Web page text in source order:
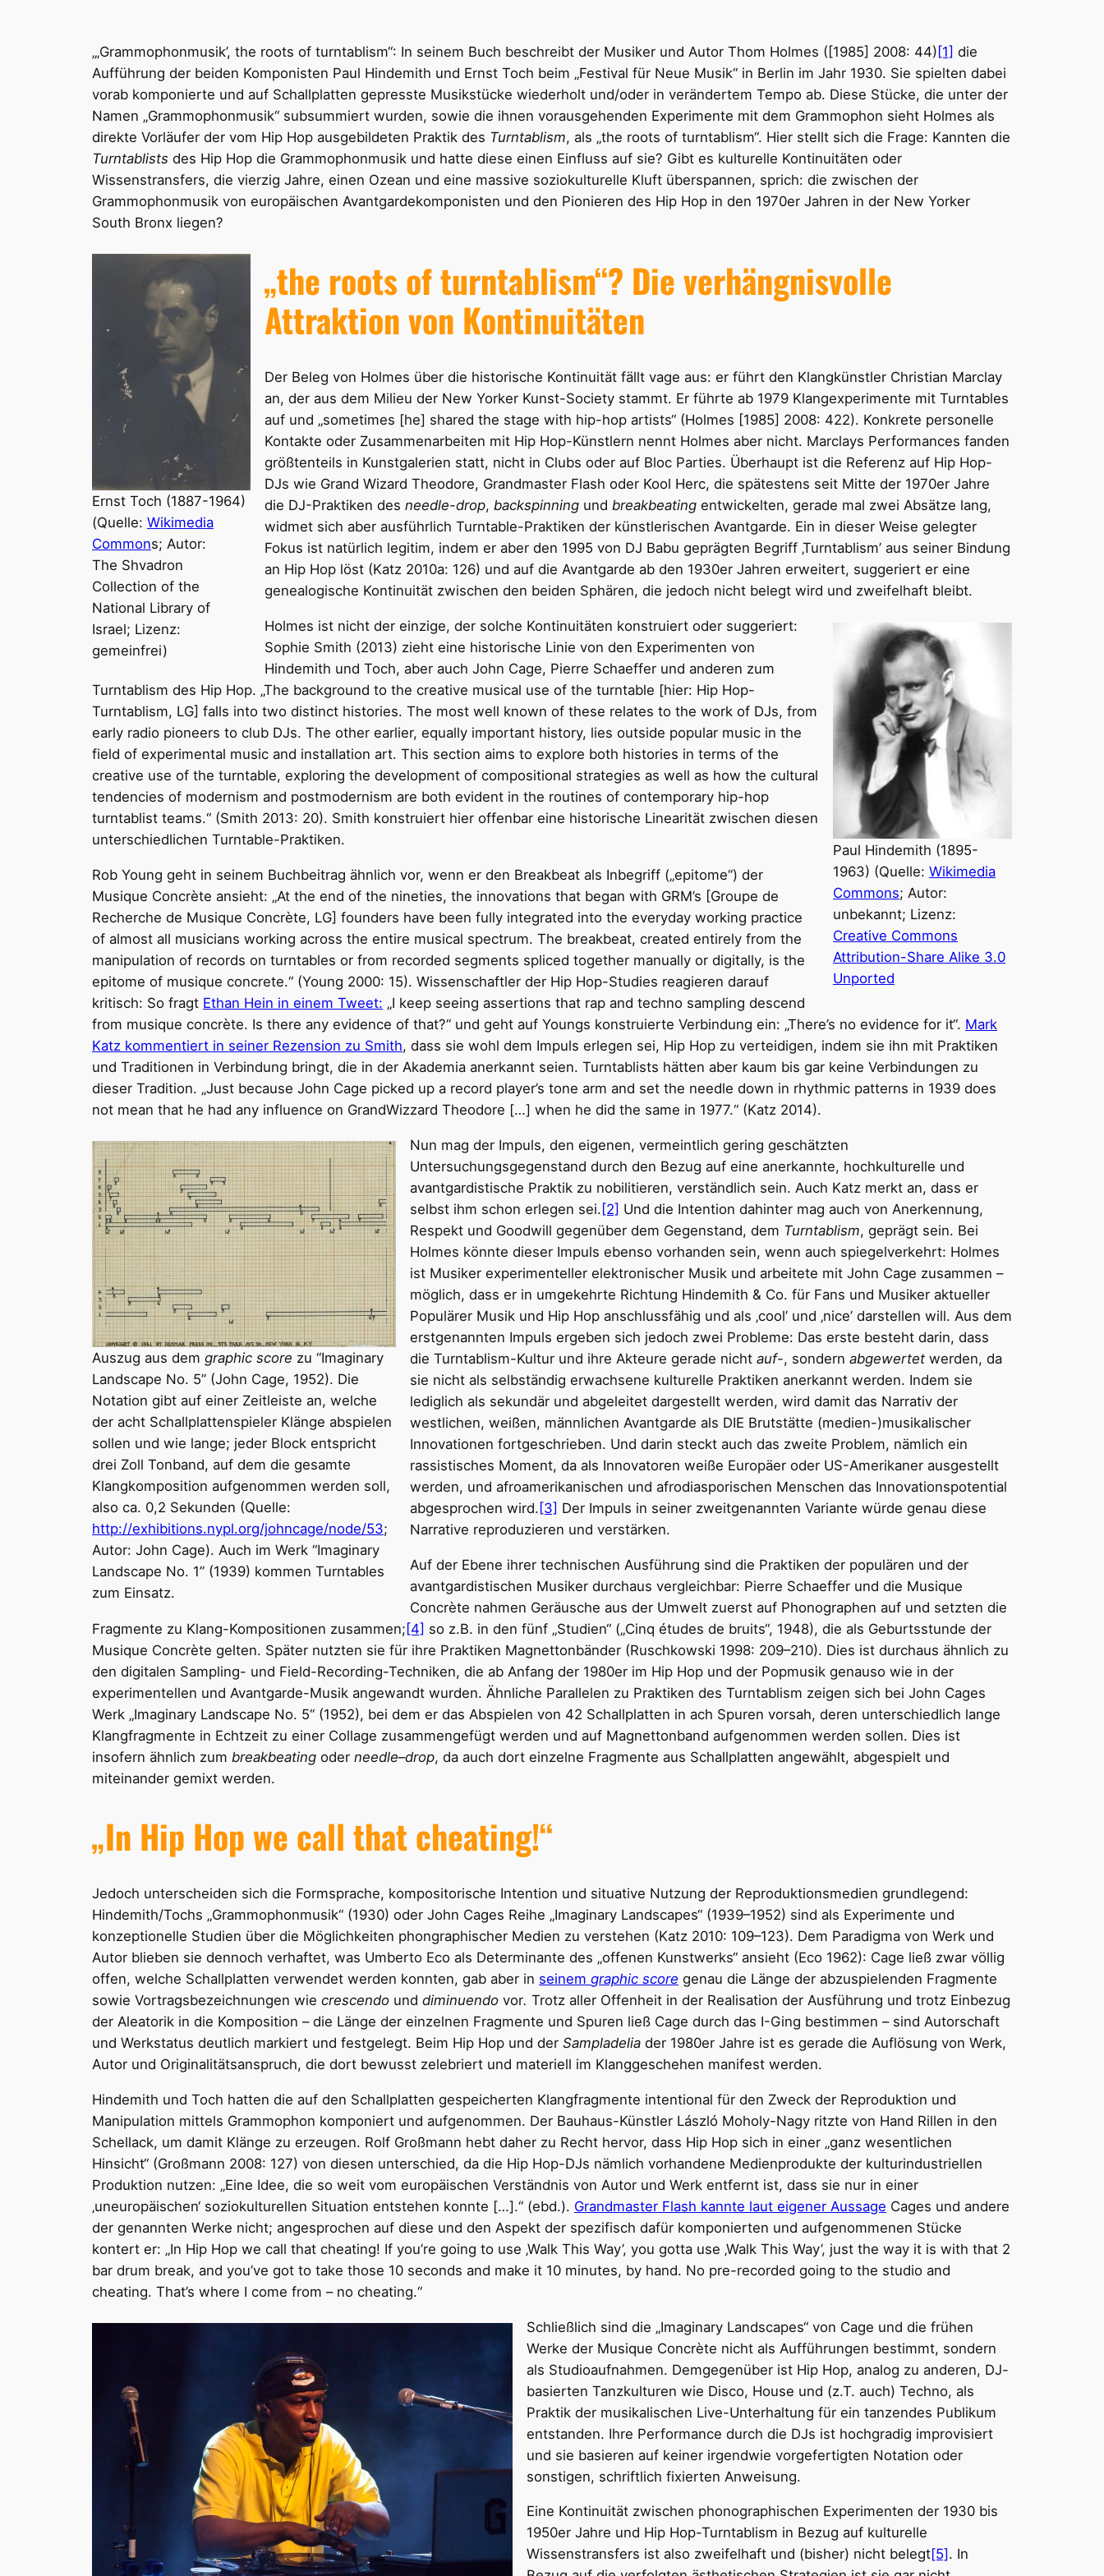
„‚Grammophonmusik’, the roots of turntablism“: In seinem Buch beschreibt der Musiker und Autor Thom Holmes ([1985] 2008: 44)[1] die
Aufführung der beiden Komponisten Paul Hindemith und Ernst Toch beim „Festival für Neue Musik“ in Berlin im Jahr 1930. Sie spielten dabei
vorab komponierte und auf Schallplatten gepresste Musikstücke wiederholt und/oder in verändertem Tempo ab. Diese Stücke, die unter der
Namen „Grammophonmusik“ subsummiert wurden, sowie die ihnen vorausgehenden Experimente mit dem Grammophon sieht Holmes als
direkte Vorläufer der vom Hip Hop ausgebildeten Praktik des Turntablism, als „the roots of turntablism“. Hier stellt sich die Frage: Kannten die
Turntablists des Hip Hop die Grammophonmusik und hatte diese einen Einfluss auf sie? Gibt es kulturelle Kontinuitäten oder
Wissenstransfers, die vierzig Jahre, einen Ozean und eine massive soziokulturelle Kluft überspannen, sprich: die zwischen der
Grammophonmusik von europäischen Avantgardekomponisten und den Pionieren des Hip Hop in den 1970er Jahren in der New Yorker
South Bronx liegen?
Ernst Toch (1887-1964)
(Quelle: Wikimedia
Commons; Autor:
The Shvadron
Collection of the
National Library of
Israel; Lizenz:
gemeinfrei)
„the roots of turntablism“? Die verhängnisvolle
Attraktion von Kontinuitäten
Der Beleg von Holmes über die historische Kontinuität fällt vage aus: er führt den Klangkünstler Christian Marclay
an, der aus dem Milieu der New Yorker Kunst-Society stammt. Er führte ab 1979 Klangexperimente mit Turntables
auf und „sometimes [he] shared the stage with hip-hop artists“ (Holmes [1985] 2008: 422). Konkrete personelle
Kontakte oder Zusammenarbeiten mit Hip Hop-Künstlern nennt Holmes aber nicht. Marclays Performances fanden
größtenteils in Kunstgalerien statt, nicht in Clubs oder auf Bloc Parties. Überhaupt ist die Referenz auf Hip Hop-
DJs wie Grand Wizard Theodore, Grandmaster Flash oder Kool Herc, die spätestens seit Mitte der 1970er Jahre
die DJ-Praktiken des needle-drop, backspinningund breakbeatingentwickelten, gerade mal zwei Absätze lang,
widmet sich aber ausführlich Turntable-Praktiken der künstlerischen Avantgarde. Ein in dieser Weise gelegter
Fokus ist natürlich legitim, indem er aber den 1995 von DJ Babu geprägten Begriff ‚Turntablism’ aus seiner Bindung
an Hip Hop löst (Katz 2010a: 126) und auf die Avantgarde ab den 1930er Jahren erweitert, suggeriert er eine
genealogische Kontinuität zwischen den beiden Sphären, die jedoch nicht belegt wird und zweifelhaft bleibt.
Paul Hindemith (1895-
1963) (Quelle: Wikimedia
Commons; Autor:
unbekannt; Lizenz:
Creative Commons
Attribution-Share Alike 3.0
Unported
Holmes ist nicht der einzige, der solche Kontinuitäten konstruiert oder suggeriert:
Sophie Smith (2013) zieht eine historische Linie von den Experimenten von
Hindemith und Toch, aber auch John Cage, Pierre Schaeffer und anderen zum
Turntablism des Hip Hop. „The background to the creative musical use of the turntable [hier: Hip Hop-
Turntablism, LG] falls into two distinct histories. The most well known of these relates to the work of DJs, from
early radio pioneers to club DJs. The other earlier, equally important history, lies outside popular music in the
field of experimental music and installation art. This section aims to explore both histories in terms of the
creative use of the turntable, exploring the development of compositional strategies as well as how the cultural
tendencies of modernism and postmodernism are both evident in the routines of contemporary hip-hop
turntablist teams.“ (Smith 2013: 20). Smith konstruiert hier offenbar eine historische Linearität zwischen diesen
unterschiedlichen Turntable-Praktiken.
Rob Young geht in seinem Buchbeitrag ähnlich vor, wenn er den Breakbeat als Inbegriff („epitome“) der
Musique Concrète ansieht: „At the end of the nineties, the innovations that began with GRM’s [Groupe de
Recherche de Musique Concrète, LG] founders have been fully integrated into the everyday working practice
of almost all musicians working across the entire musical spectrum. The breakbeat, created entirely from the
manipulation of records on turntables or from recorded segments spliced together manually or digitally, is the
epitome of musique concrete.“ (Young 2000: 15). Wissenschaftler der Hip Hop-Studies reagieren darauf
kritisch: So fragt Ethan Hein in einem Tweet: „I keep seeing assertions that rap and techno sampling descend
from musique concrète. Is there any evidence of that?“ und geht auf Youngs konstruierte Verbindung ein: „There’s no evidence for it“. Mark
Katz kommentiert in seiner Rezension zu Smith, dass sie wohl dem Impuls erlegen sei, Hip Hop zu verteidigen, indem sie ihn mit Praktiken
und Traditionen in Verbindung bringt, die in der Akademia anerkannt seien. Turntablists hätten aber kaum bis gar keine Verbindungen zu
dieser Tradition. „Just because John Cage picked up a record player’s tone arm and set the needle down in rhythmic patterns in 1939 does
not mean that he had any influence on GrandWizzard Theodore […] when he did the same in 1977.“ (Katz 2014).
Auszug aus dem graphic score zu “Imaginary
Landscape No. 5” (John Cage, 1952). Die
Notation gibt auf einer Zeitleiste an, welche
der acht Schallplattenspieler Klänge abspielen
sollen und wie lange; jeder Block entspricht
drei Zoll Tonband, auf dem die gesamte
Klangkomposition aufgenommen werden soll,
also ca. 0,2 Sekunden (Quelle:
http://exhibitions.nypl.org/johncage/node/53;
Autor: John Cage). Auch im Werk “Imaginary
Landscape No. 1” (1939) kommen Turntables
zum Einsatz.
Nun mag der Impuls, den eigenen, vermeintlich gering geschätzten
Untersuchungsgegenstand durch den Bezug auf eine anerkannte, hochkulturelle und
avantgardistische Praktik zu nobilitieren, verständlich sein. Auch Katz merkt an, dass er
selbst ihm schon erlegen sei.[2] Und die Intention dahinter mag auch von Anerkennung,
Respekt und Goodwill gegenüber dem Gegenstand, dem Turntablism, geprägt sein. Bei
Holmes könnte dieser Impuls ebenso vorhanden sein, wenn auch spiegelverkehrt: Holmes
ist Musiker experimenteller elektronischer Musik und arbeitete mit John Cage zusammen –
möglich, dass er in umgekehrte Richtung Hindemith & Co. für Fans und Musiker aktueller
Populärer Musik und Hip Hop anschlussfähig und als ‚cool’ und ‚nice’ darstellen will. Aus dem
erstgenannten Impuls ergeben sich jedoch zwei Probleme: Das erste besteht darin, dass
die Turntablism-Kultur und ihre Akteure gerade nicht auf-, sondern abgewertet werden, da
sie nicht als selbständig erwachsene kulturelle Praktiken anerkannt werden. Indem sie
lediglich als sekundär und abgeleitet dargestellt werden, wird damit das Narrativ der
westlichen, weißen, männlichen Avantgarde als DIE Brutstätte (medien-)musikalischer
Innovationen fortgeschrieben. Und darin steckt auch das zweite Problem, nämlich ein
rassistisches Moment, da als Innovatoren weiße Europäer oder US-Amerikaner ausgestellt
werden, und afroamerikanischen und afrodiasporischen Menschen das Innovationspotential
abgesprochen wird.[3] Der Impuls in seiner zweitgenannten Variante würde genau diese
Narrative reproduzieren und verstärken.
Auf der Ebene ihrer technischen Ausführung sind die Praktiken der populären und der
avantgardistischen Musiker durchaus vergleichbar: Pierre Schaeffer und die Musique
Concrète nahmen Geräusche aus der Umwelt zuerst auf Phonographen auf und setzten die
Fragmente zu Klang-Kompositionen zusammen;[4] so z.B. in den fünf „Studien“ („Cinq études de bruits“, 1948), die als Geburtsstunde der
Musique Concrète gelten. Später nutzten sie für ihre Praktiken Magnettonbänder (Ruschkowski 1998: 209–210). Dies ist durchaus ähnlich zu
den digitalen Sampling- und Field-Recording-Techniken, die ab Anfang der 1980er im Hip Hop und der Popmusik genauso wie in der
experimentellen und Avantgarde-Musik angewandt wurden. Ähnliche Parallelen zu Praktiken des Turntablism zeigen sich bei John Cages
Werk „Imaginary Landscape No. 5“ (1952), bei dem er das Abspielen von 42 Schallplatten in ach Spuren vorsah, deren unterschiedlich lange
Klangfragmente in Echtzeit zu einer Collage zusammengefügt werden und auf Magnettonband aufgenommen werden sollen. Dies ist
insofern ähnlich zum breakbeating oder needle–drop, da auch dort einzelne Fragmente aus Schallplatten angewählt, abgespielt und
miteinander gemixt werden.
„In Hip Hop we call that cheating!“
Jedoch unterscheiden sich die Formsprache, kompositorische Intention und situative Nutzung der Reproduktionsmedien grundlegend:
Hindemith/Tochs „Grammophonmusik“ (1930) oder John Cages Reihe „Imaginary Landscapes“ (1939–1952) sind als Experimente und
konzeptionelle Studien über die Möglichkeiten phongraphischer Medien zu verstehen (Katz 2010: 109–123). Dem Paradigma von Werk und
Autor blieben sie dennoch verhaftet, was Umberto Eco als Determinante des „offenen Kunstwerks“ ansieht (Eco 1962): Cage ließ zwar völlig
offen, welche Schallplatten verwendet werden konnten, gab aber in seinem graphic score genau die Länge der abzuspielenden Fragmente
sowie Vortragsbezeichnungen wie crescendo und diminuendo vor. Trotz aller Offenheit in der Realisation der Ausführung und trotz Einbezug
der Aleatorik in die Komposition – die Länge der einzelnen Fragmente und Spuren ließ Cage durch das I-Ging bestimmen – sind Autorschaft
und Werkstatus deutlich markiert und festgelegt. Beim Hip Hop und der Sampladelia der 1980er Jahre ist es gerade die Auflösung von Werk,
Autor und Originalitätsanspruch, die dort bewusst zelebriert und materiell im Klanggeschehen manifest werden.
Hindemith und Toch hatten die auf den Schallplatten gespeicherten Klangfragmente intentional für den Zweck der Reproduktion und
Manipulation mittels Grammophon komponiert und aufgenommen. Der Bauhaus-Künstler László Moholy-Nagy ritzte von Hand Rillen in den
Schellack, um damit Klänge zu erzeugen. Rolf Großmann hebt daher zu Recht hervor, dass Hip Hop sich in einer „ganz wesentlichen
Hinsicht“ (Großmann 2008: 127) von diesen unterschied, da die Hip Hop-DJs nämlich vorhandene Medienprodukte der kulturindustriellen
Produktion nutzen: „Eine Idee, die so weit vom europäischen Verständnis von Autor und Werk entfernt ist, dass sie nur in einer
‚uneuropäischen‘ soziokulturellen Situation entstehen konnte […].“ (ebd.). Grandmaster Flash kannte laut eigener Aussage Cages und andere
der genannten Werke nicht; angesprochen auf diese und den Aspekt der spezifisch dafür komponierten und aufgenommenen Stücke
kontert er: „In Hip Hop we call that cheating! If you’re going to use ‚Walk This Way’, you gotta use ‚Walk This Way’, just the way it is with that 2
bar drum break, and you’ve got to take those 10 seconds and make it 10 minutes, by hand. No pre-recorded going to the studio and
cheating. That’s where I come from – no cheating.“
Schließlich sind die „Imaginary Landscapes“ von Cage und die frühen
Werke der Musique Concrète nicht als Aufführungen bestimmt, sondern
als Studioaufnahmen. Demgegenüber ist Hip Hop, analog zu anderen, DJ-
basierten Tanzkulturen wie Disco, House und (z.T. auch) Techno, als
Praktik der musikalischen Live-Unterhaltung für ein tanzendes Publikum
entstanden. Ihre Performance durch die DJs ist hochgradig improvisiert
und sie basieren auf keiner irgendwie vorgefertigten Notation oder
sonstigen, schriftlich fixierten Anweisung.
Eine Kontinuität zwischen phonographischen Experimenten der 1930 bis
1950er Jahre und Hip Hop-Turntablism in Bezug auf kulturelle
Wissenstransfers ist also zweifelhaft und (bisher) nicht belegt[5]. In